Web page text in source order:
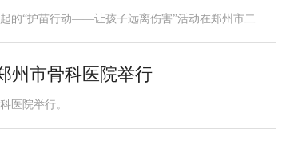
的“护苗行动——让孩子远离伤害”活动在郑州市二...
州市骨科医院举行
医院举行。